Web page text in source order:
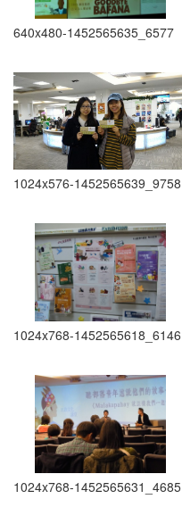
640x480-1452565635_6577
1024x576-1452565639_9758
1024x768-1452565618_6146
1024x768-1452565631_4685